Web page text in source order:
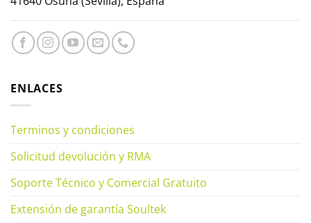
ENLACES
Terminos y condiciones
Solicitud devolución y RMA
Soporte Técnico y Comercial Gratuito
Extensión de garantía Soultek